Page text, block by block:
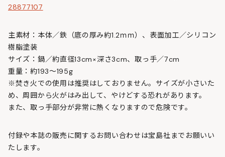
28877107
主素材：本体／鉄（底の厚み約1.2ｍｍ）、表面加工／シリコン
樹脂塗装
サイズ：鍋／約直径13cm×深さ3cm、取っ手／7cm
重量：約193～195g
※焚き火での使用は推奨はしておりません。サイズが小さいた
め、周囲から火がはみ出して、やけどする恐れがあります。
また、取っ手部分が非常に熱くなりますので危険です。
付録や本誌の販売に関するお問い合わせは宝島社までお願いい
たします。